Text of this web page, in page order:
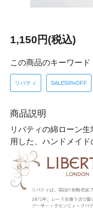
1,150円(税込)
この商品のキーワード
リバティ SALE50%OFF
商品説明
リバティの綿ローン
用した、ハンドメイド